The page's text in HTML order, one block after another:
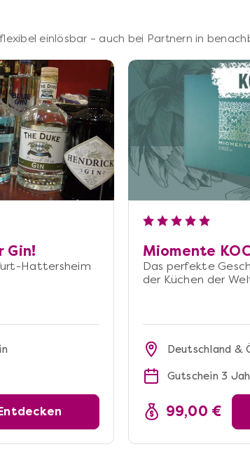
einlösbar – auch bei Partnern in
Gin!
Hattersheim
Miomente
Das perfekte
der Küchen der
Deutschland &
Gutschein 3
99,00 €